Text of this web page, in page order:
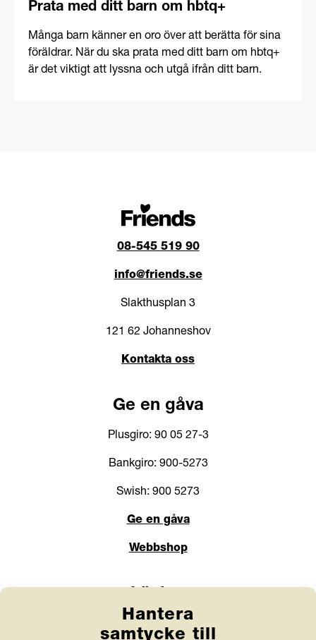
Hantera
samtycke till
Prata med ditt barn om hbtq+
Många barn känner en oro över att berätta för sina
föräldrar. När du ska prata med ditt barn om hbtq+
är det viktigt att lyssna och utgå ifrån ditt barn.
08-545 519 90
info@friends.se
Slakthusplan 3
121 62 Johanneshov
Kontakta oss
Ge en gåva
Plusgiro: 90 05 27-3
Bankgiro: 900-5273
Swish: 900 5273
Ge en gåva
Webbshop